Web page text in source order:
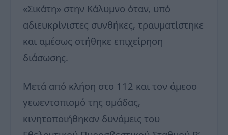
«Σικάτη» στην Κάλυμνο όταν, υπό
αδιευκρίνιστες συνθήκες, τραυματίστηκε
και αμέσως στήθηκε επιχείρηση
διάσωσης.
Μετά από κλήση στο 112 και τον άμεσο
γεωεντοπισμό της ομάδας,
κινητοποιήθηκαν δυνάμεις του